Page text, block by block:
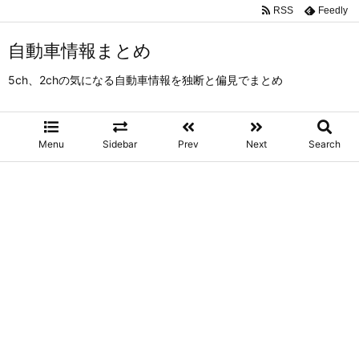
自動車情報まとめ
5ch、2chの気になる自動車情報を独断と偏見でまとめ
Menu Sidebar Prev Next Search
RSS Feedly